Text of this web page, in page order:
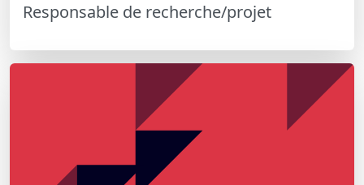
Responsable de recherche/projet